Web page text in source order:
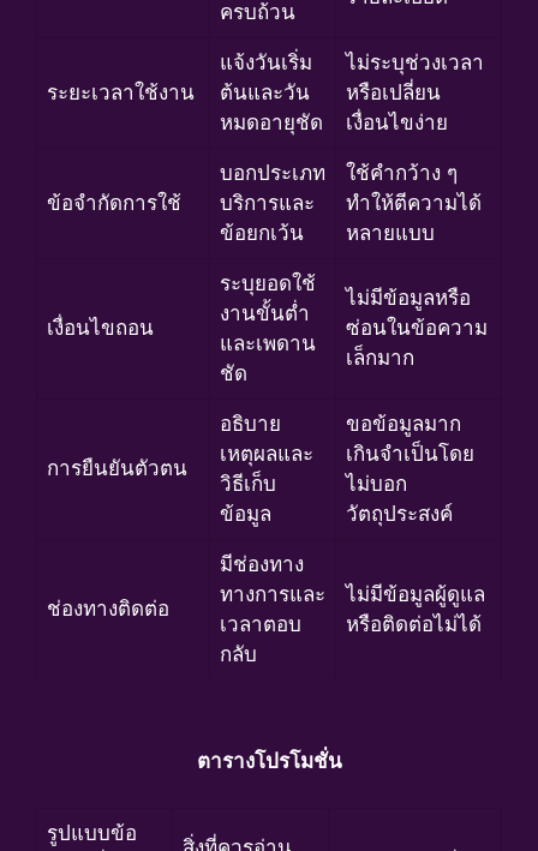
ครบถ้วน
ระยะเวลาใช้งาน
แจ้งวันเริ่ม
ต้นและวัน
หมดอายุชัด
ไม่ระบุช่วงเวลา
หรือเปลี่ยน
เงื่อนไขง่าย
ข้อจำกัดการใช้
บอกประเภท
บริการและ
ข้อยกเว้น
ใช้คำกว้าง ๆ
ทำให้ตีความได้
หลายแบบ
เงื่อนไขถอน
ระบุยอดใช้
งานขั้นต่ำ
และเพดาน
ชัด
ไม่มีข้อมูลหรือ
ซ่อนในข้อความ
เล็กมาก
การยืนยันตัวตน
อธิบาย
เหตุผลและ
วิธีเก็บ
ข้อมูล
ขอข้อมูลมาก
เกินจำเป็นโดย
ไม่บอก
วัตถุประสงค์
ช่องทางติดต่อ
มีช่องทาง
ทางการและ
เวลาตอบ
กลับ
ไม่มีข้อมูลผู้ดูแล
หรือติดต่อไม่ได้
ตารางโปรโมชั่น
รูปแบบข้อ